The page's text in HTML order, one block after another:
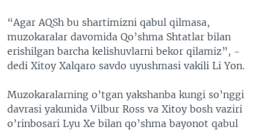
“Agar AQSh bu shartimizni qabul qilmasa,
muzokaralar davomida Qo’shma Shtatlar bilan
erishilgan barcha kelishuvlarni bekor qilamiz”, -
dedi Xitoy Xalqaro savdo uyushmasi vakili Li Yon.
Muzokaralarning o’tgan yakshanba kungi so’nggi
davrasi yakunida Vilbur Ross va Xitoy bosh vaziri
o’rinbosari Lyu Xe bilan qo’shma bayonot qabul